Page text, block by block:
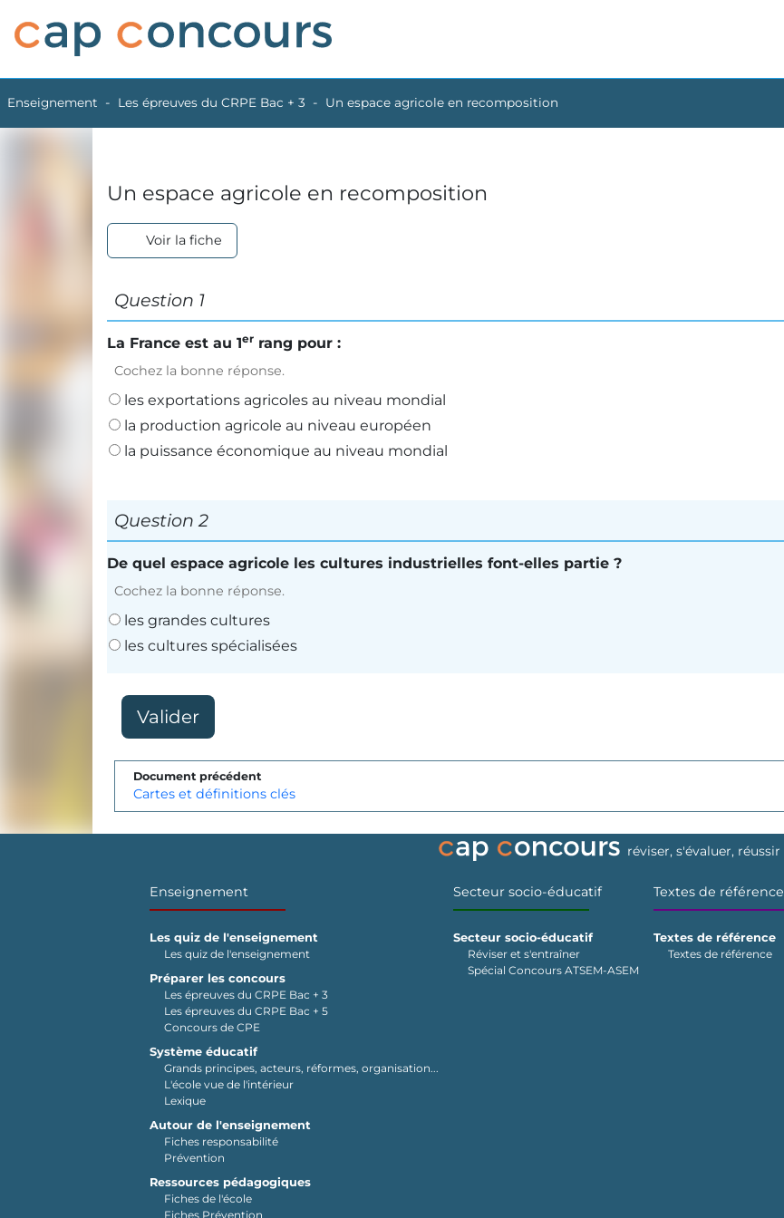
Enseignement Les épreuves du CRPE Bac + 3 Un espace agricole en recomposition
Un espace agricole en recomposition
Voir la fiche
Question 1
La France est au 1er rang pour :
Cochez la bonne réponse.
les exportations agricoles au niveau mondial
la production agricole au niveau européen
la puissance économique au niveau mondial
Question 2
De quel espace agricole les cultures industrielles font-elles partie ?
Cochez la bonne réponse.
les grandes cultures
les cultures spécialisées
Document précédent
Cartes et définitions clés
réviser, s'évaluer, réussir
Enseignement
Les quiz de l'enseignement
Les quiz de l'enseignement
Préparer les concours
Les épreuves du CRPE Bac + 3
Les épreuves du CRPE Bac + 5
Concours de CPE
Système éducatif
Grands principes, acteurs, réformes, organisation...
L'école vue de l'intérieur
Lexique
Autour de l'enseignement
Fiches responsabilité
Prévention
Ressources pédagogiques
Fiches de l'école
Fiches Prévention
Secteur socio-éducatif
Secteur socio-éducatif
Réviser et s'entraîner
Spécial Concours ATSEM-ASEM
Textes de référence
Textes de référence
Textes de référence